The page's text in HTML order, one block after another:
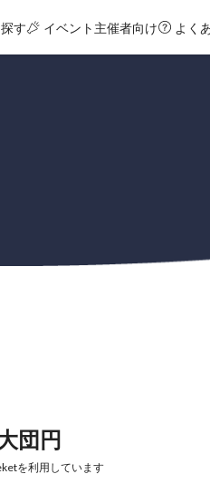
す イベント主催者向け よく
団円
を利用しています